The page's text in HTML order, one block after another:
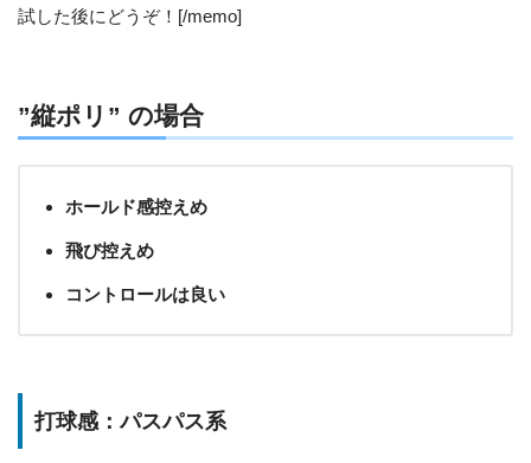
試した後にどうぞ！[/memo]
”縦ポリ” の場合
ホールド感控えめ
飛び控えめ
コントロールは良い
打球感：パスパス系